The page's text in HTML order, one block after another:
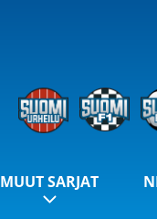
MUUT SARJAT